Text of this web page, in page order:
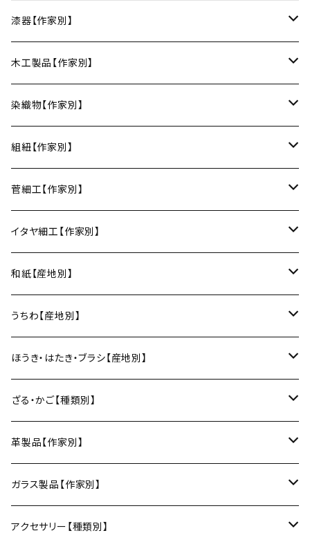
豆皿
丸皿
小鉢・中鉢・大鉢
小鉢
中鉢
ご飯茶碗
お椀・ボウル
お椀
丼
湯呑・カップ
マグカップ
フリーカップ
酒器
ぐい呑み・盃
徳利
蓋物・キャニスター
そば猪口
箸・カトラリー
箸
箸置き
土鍋
鍋敷き・コースター
鍋敷き
ポットマット
小春花窯（瀬戸焼／愛知）
HORITSUKE（瀬戸焼／愛知）
馬の目皿
AND C（瀬戸焼／愛知）
Trace Face（瀬戸焼／愛知）
m.m.d.（瀬戸焼／愛知）
LUC DE BOECK（京都）
小山研一（京都）
中村譲司（京都）
俊彦窯（丹波焼／兵庫）
Fuji窯（備前焼／岡山）
仁堂窯 大森宏明（備前焼／岡山）
梅山窯（砥部焼／愛媛）
宗像窯（会津本郷焼／福島）
漆器【作家別】
中田漆木（香川）
庵治漆 -AJIURUSHI
讃岐石地塗
erakko（京都）
suosikki（京都）
うるしおいしおはし
木工製品【作家別】
りょうび庵（曲げわっぱ／秋田）
erakko（木と漆／京都）
甲斐のぶお工房（竹のカトラリー／大分）
染織物【作家別】
藤本つむぎ工房（上田紬／長野）
巾着袋
ブックカバー
清原遥（テキスタイル／滋賀）
KOMOREBI
朝焼け
藍染屋ほうね（藍染／静岡）
京都のれん（風呂敷／京都）
小風呂敷（約50cm角）
2巾風呂敷（約70cm角）
Sugee textile（国産手ぬぐい）
向井詩織（ブロックプリント／インド）
組紐【作家別】
昇苑くみひも（京都）
リング
ブレスレット
菅細工【作家別】
深江菅細工（大阪）
イタヤ細工【作家別】
角館イタヤ工芸（秋田）
民芸イタヤ工房（秋田）
和紙【産地別】
出雲民藝紙（島根）
多羅富來和紙（愛媛）
八尾和紙（富山）
美濃和紙（岐阜）
うちわ【産地別】
房州うちわ（千葉）
水うちわ（岐阜）
ほうき・はたき・ブラシ【産地別】
松本箒（長野）
棕櫚箒（和歌山）
和箒（栃木）
和箒（群馬）
ざる・かご【種類別】
盆ざる
かご
革製品【作家別】
Therese（奈良）
ガラス製品【作家別】
Taiga Glass（群馬）
アクセサリー【種類別】